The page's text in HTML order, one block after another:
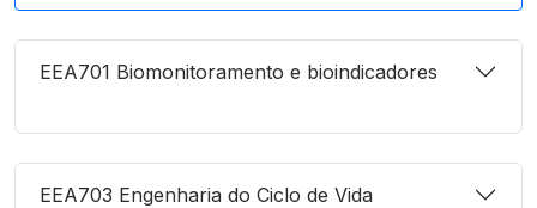
EEA701 Biomonitoramento e bioindicadores
EEA703 Engenharia do Ciclo de Vida